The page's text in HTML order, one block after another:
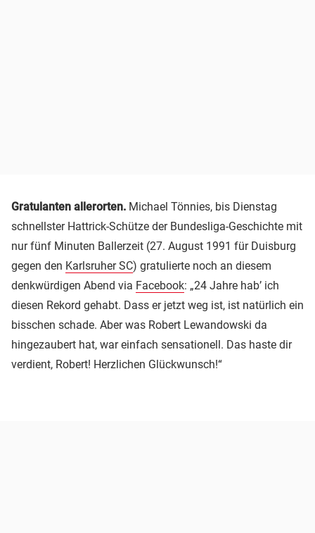
Gratulanten allerorten. Michael Tönnies, bis Dienstag
schnellster Hattrick-Schütze der Bundesliga-Geschichte mit
nur fünf Minuten Ballerzeit (27. August 1991 für Duisburg
gegen den Karlsruher SC) gratulierte noch an diesem
denkwürdigen Abend via Facebook: „24 Jahre hab’ ich
diesen Rekord gehabt. Dass er jetzt weg ist, ist natürlich ein
bisschen schade. Aber was Robert Lewandowski da
hingezaubert hat, war einfach sensationell. Das haste dir
verdient, Robert! Herzlichen Glückwunsch!“